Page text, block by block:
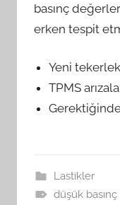
basınç
erken tespit
Yeni
TPMS
Lastikler
düşük